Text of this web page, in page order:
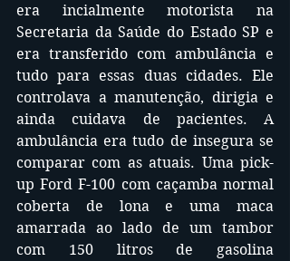
era incialmente motorista na
Secretaria da Saúde do Estado SP e
era transferido com ambulância e
tudo para essas duas cidades. Ele
controlava a manutenção, dirigia e
ainda cuidava de pacientes. A
ambulância era tudo de insegura se
comparar com as atuais. Uma pick-
up Ford F-100 com caçamba normal
coberta de lona e uma maca
amarrada ao lado de um tambor
com 150 litros de gasolina